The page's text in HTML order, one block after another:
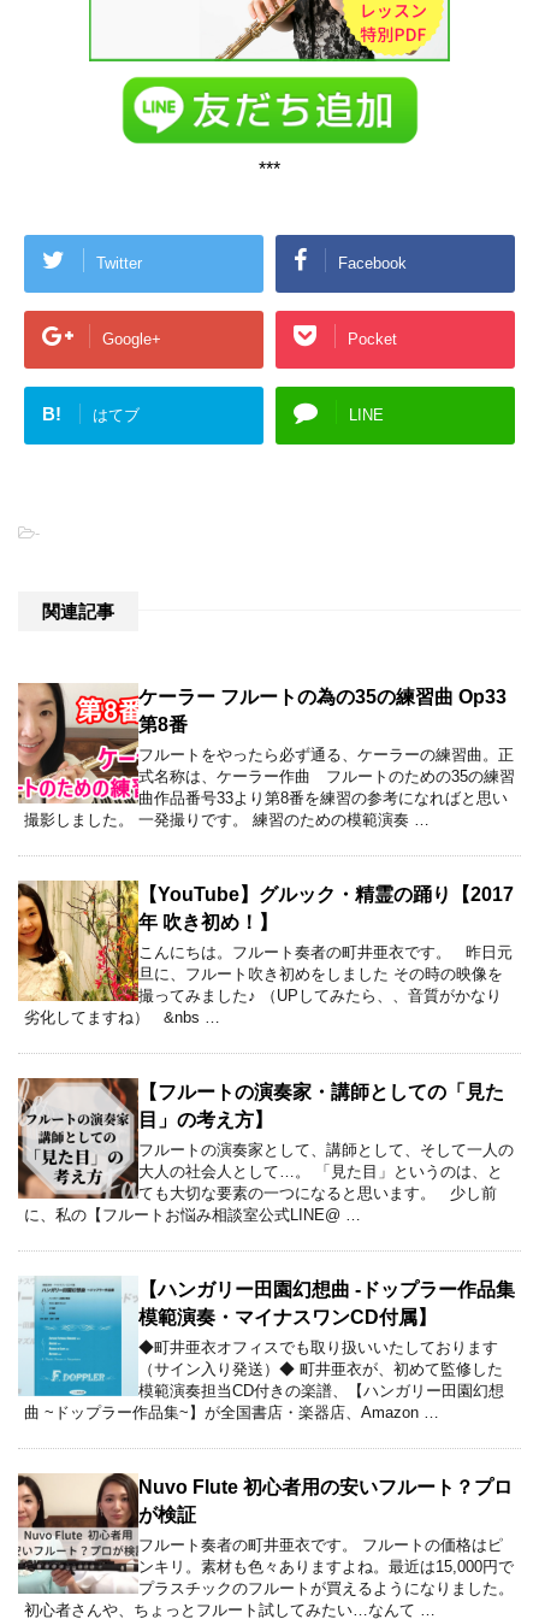
***
Twitter Facebook
Google+ Pocket
B! はてブ LINE
-
関連記事
ケーラー フルートの為の35の練習曲 Op33
第8番
フルートをやったら必ず通る、ケーラーの練習曲。正
式名称は、ケーラー作曲 フルートのための35の練習
曲作品番号33より第8番を練習の参考になればと思い
撮影しました。 一発撮りです。 練習のための模範演奏 …
【YouTube】グルック・精霊の踊り【2017
年 吹き初め！】
こんにちは。フルート奏者の町井亜衣です。 昨日元
旦に、フルート吹き初めをしました その時の映像を
撮ってみました♪ （UPしてみたら、、音質がかなり
劣化してますね） &nbs …
【フルートの演奏家・講師としての「見た
目」の考え方】
フルートの演奏家として、講師として、そして一人の
大人の社会人として…。 「見た目」というのは、と
ても大切な要素の一つになると思います。 少し前
に、私の【フルートお悩み相談室公式LINE@ …
【ハンガリー田園幻想曲 -ドップラー作品集
模範演奏・マイナスワンCD付属】
◆町井亜衣オフィスでも取り扱いいたしております
（サイン入り発送）◆ 町井亜衣が、初めて監修した
模範演奏担当CD付きの楽譜、【ハンガリー田園幻想
曲 ~ドップラー作品集~】が全国書店・楽器店、Amazon …
Nuvo Flute 初心者用の安いフルート？プロ
が検証
フルート奏者の町井亜衣です。 フルートの価格はピ
ンキリ。素材も色々ありますよね。最近は15,000円で
プラスチックのフルートが買えるようになりました。
初心者さんや、ちょっとフルート試してみたい…なんて …